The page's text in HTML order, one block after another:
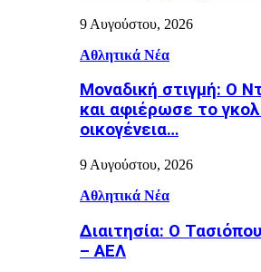
9 Αυγούστου, 2026
Αθλητικά Νέα
Μοναδική στιγμή: Ο
και αφιέρωσε το
οικογένεια…
9 Αυγούστου, 2026
Αθλητικά Νέα
Διαιτησία: Ο
– ΑΕΛ